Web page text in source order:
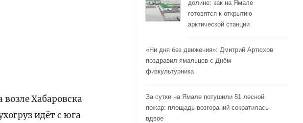
Хабаровска
идёт с юга
долине: как на Ямале
готовятся к открытию
арктической станции
«Ни дня без движения»: Дмитрий Артюхов
поздравил ямальцев с Днём
физкультурника
За сутки на Ямале потушили 51 лесной
пожар: площадь возгораний сократилась
вдвое